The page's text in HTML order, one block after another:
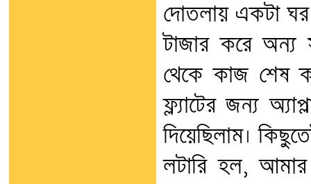
দোতলায় একটা
টাজার করে অন্য
থেকে কাজ শেষ
ফ্ল্যাটের জন্য
দিয়েছিলাম।
লটারি হল,